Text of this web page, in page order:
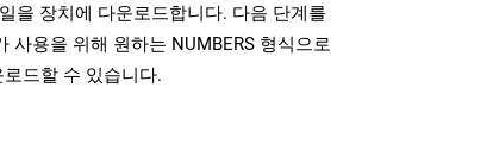
을 장치에 다운로드합니다. 다음 단계를
사용을 위해 원하는 NUMBERS 형식으로
드할 수 있습니다.